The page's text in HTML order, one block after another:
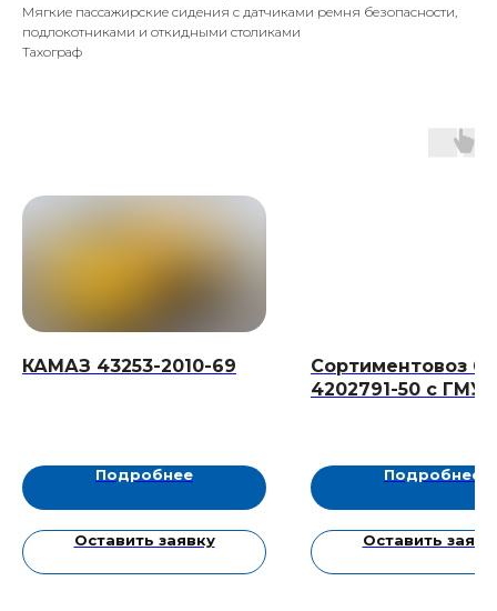
Мягкие пассажирские сидения с датчиками ремня безопасности,
подлокотниками и откидными столиками
Тахограф
КАМАЗ 43253-2010-69
Подробнее
Оставить заявку
Сортиментовоз
4202791-50 с ГМУ
Подробнее
Оставить